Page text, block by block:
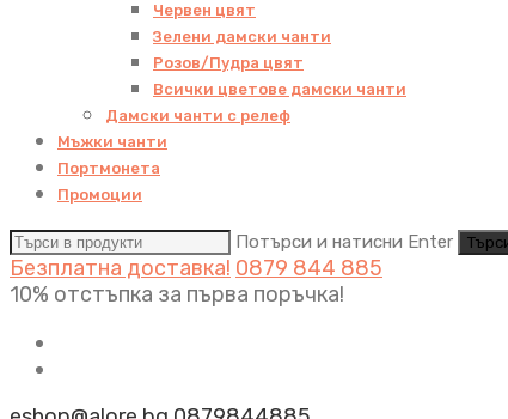
Червен цвят
Зелени дамски чанти
Розов/Пудра цвят
Всички цветове дамски чанти
Дамски чанти с релеф
Мъжки чанти
Портмонета
Промоции
Потърси и натисни Enter
Безплатна доставка! 0879 844 885
10% отстъпка за първа поръчка!